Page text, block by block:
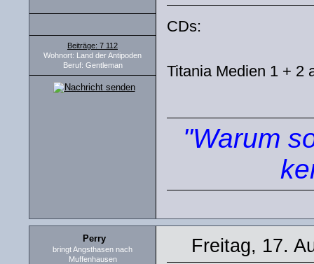
Beiträge: 7 112
Wohnort: Land der Antipoden
Beruf: Gentleman
CDs:
Titania Medien 1 + 2
"Warum
Perry
bringt Angsthasen nach
Muffenhausen
Freitag, 17.